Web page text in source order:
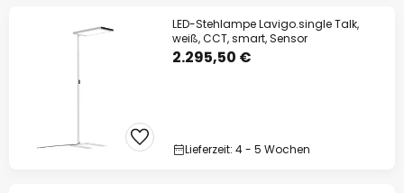
LED-Stehlampe Lavigo.single Talk,
weiß, CCT, smart, Sensor
2.295,50 €
Lieferzeit: 4 - 5 Wochen